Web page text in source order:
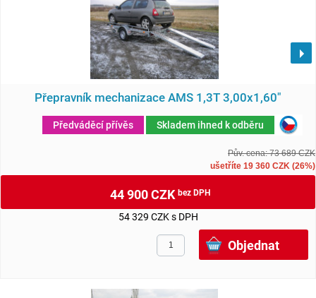
Přepravník mechanizace AMS 1,3T 3,00x1,60"
Předváděcí přívěs Skladem ihned k odběru
Pův. cena: 73 689 CZK
ušetříte 19 360 CZK (26%)
44 900 CZKbez DPH
54 329 CZK s DPH